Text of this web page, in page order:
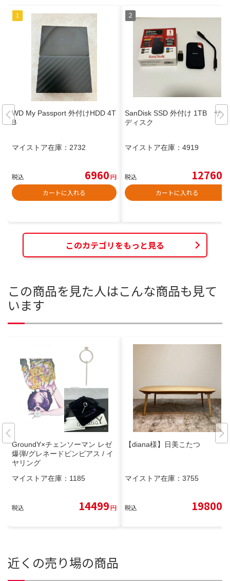
WD My Passport 外付けHDD 4T
B
マイストア在庫： 2732
税込 6960円
カートに入れる
SanDisk SSD 外付け 1TB サン
ディスク
マイストア在庫： 4919
税込 12760
カートに入れる
このカテゴリをもっと見る
この商品を見た人はこんな商品も見て
います
GroundY×チェンソーマン レゼ
爆弾/グレネードピンピアス / イ
ヤリング
マイストア在庫： 1185
税込 14499円
【diana様】日美こたつ
マイストア在庫： 3755
税込 19800
近くの売り場の商品